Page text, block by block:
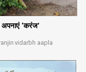
‘करंज’
vidarbh aapla